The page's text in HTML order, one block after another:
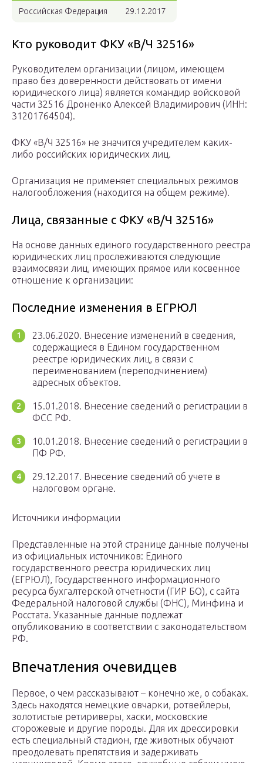
Российская Федерация 29.12.2017
Кто руководит ФКУ «В/Ч 32516»
Руководителем организации (лицом, имеющем
право без доверенности действовать от имени
юридического лица) является командир войсковой
части 32516 Дроненко Алексей Владимирович (ИНН:
31201764504).
ФКУ «В/Ч 32516» не значится учредителем каких-
либо российских юридических лиц.
Организация не применяет специальных режимов
налогообложения (находится на общем режиме).
Лица, связанные с ФКУ «В/Ч 32516»
На основе данных единого государственного реестра
юридических лиц прослеживаются следующие
взаимосвязи лиц, имеющих прямое или косвенное
отношение к организации:
Последние изменения в ЕГРЮЛ
23.06.2020. Внесение изменений в сведения,
содержащиеся в Едином государственном
реестре юридических лиц, в связи с
переименованием (переподчинением)
адресных объектов.
15.01.2018. Внесение сведений о регистрации в
ФСС РФ.
10.01.2018. Внесение сведений о регистрации в
ПФ РФ.
29.12.2017. Внесение сведений об учете в
налоговом органе.
Источники информации
Представленные на этой странице данные получены
из официальных источников: Единого
государственного реестра юридических лиц
(ЕГРЮЛ), Государственного информационного
ресурса бухгалтерской отчетности (ГИР БО), с сайта
Федеральной налоговой службы (ФНС), Минфина и
Росстата. Указанные данные подлежат
опубликованию в соответствии с законодательством
РФ.
Впечатления очевидцев
Первое, о чем рассказывают – конечно же, о собаках.
Здесь находятся немецкие овчарки, ротвейлеры,
золотистые ретириверы, хаски, московские
сторожевые и другие породы. Для их дрессировки
есть специальный стадион, где животных обучают
преодолевать препятствия и задерживать